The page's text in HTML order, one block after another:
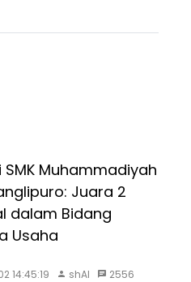
SMK Muhammadiyah
Juara 2
dalam Bidang
Usaha
14:45:19 shAI 2556